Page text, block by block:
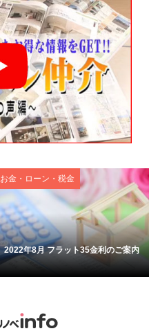
お金・ローン・税金
2022年8月 フラット35金利のご案内